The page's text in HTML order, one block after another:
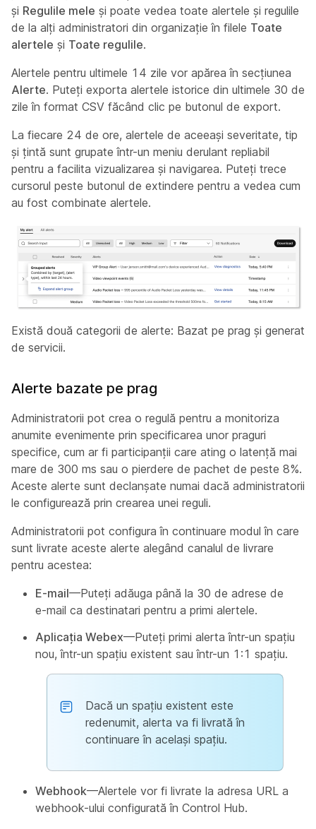
și Regulile mele și poate vedea toate alertele și regulile
de la alți administratori din organizație în filele Toate
alertele şi Toate regulile.
Alertele pentru ultimele 14 zile vor apărea în secțiunea
Alerte. Puteți exporta alertele istorice din ultimele 30 de
zile în format CSV făcând clic pe butonul de export.
La fiecare 24 de ore, alertele de aceeași severitate, tip
și țintă sunt grupate într-un meniu derulant repliabil
pentru a facilita vizualizarea și navigarea. Puteți trece
cursorul peste butonul de extindere pentru a vedea cum
au fost combinate alertele.
Există două categorii de alerte: Bazat pe prag și generat
de servicii.
Alerte bazate pe prag
Administratorii pot crea o regulă pentru a monitoriza
anumite evenimente prin specificarea unor praguri
specifice, cum ar fi participanții care ating o latență mai
mare de 300 ms sau o pierdere de pachet de peste 8%.
Aceste alerte sunt declanșate numai dacă administratorii
le configurează prin crearea unei reguli.
Administratorii pot configura în continuare modul în care
sunt livrate aceste alerte alegând canalul de livrare
pentru acestea:
E-mail—Puteți adăuga până la 30 de adrese de
e-mail ca destinatari pentru a primi alertele.
Aplicația Webex—Puteți primi alerta într-un spațiu
nou, într-un spațiu existent sau într-un 1:1 spaţiu.
Dacă un spațiu existent este
redenumit, alerta va fi livrată în
continuare în același spațiu.
Webhook—Alertele vor fi livrate la adresa URL a
webhook-ului configurată în Control Hub.